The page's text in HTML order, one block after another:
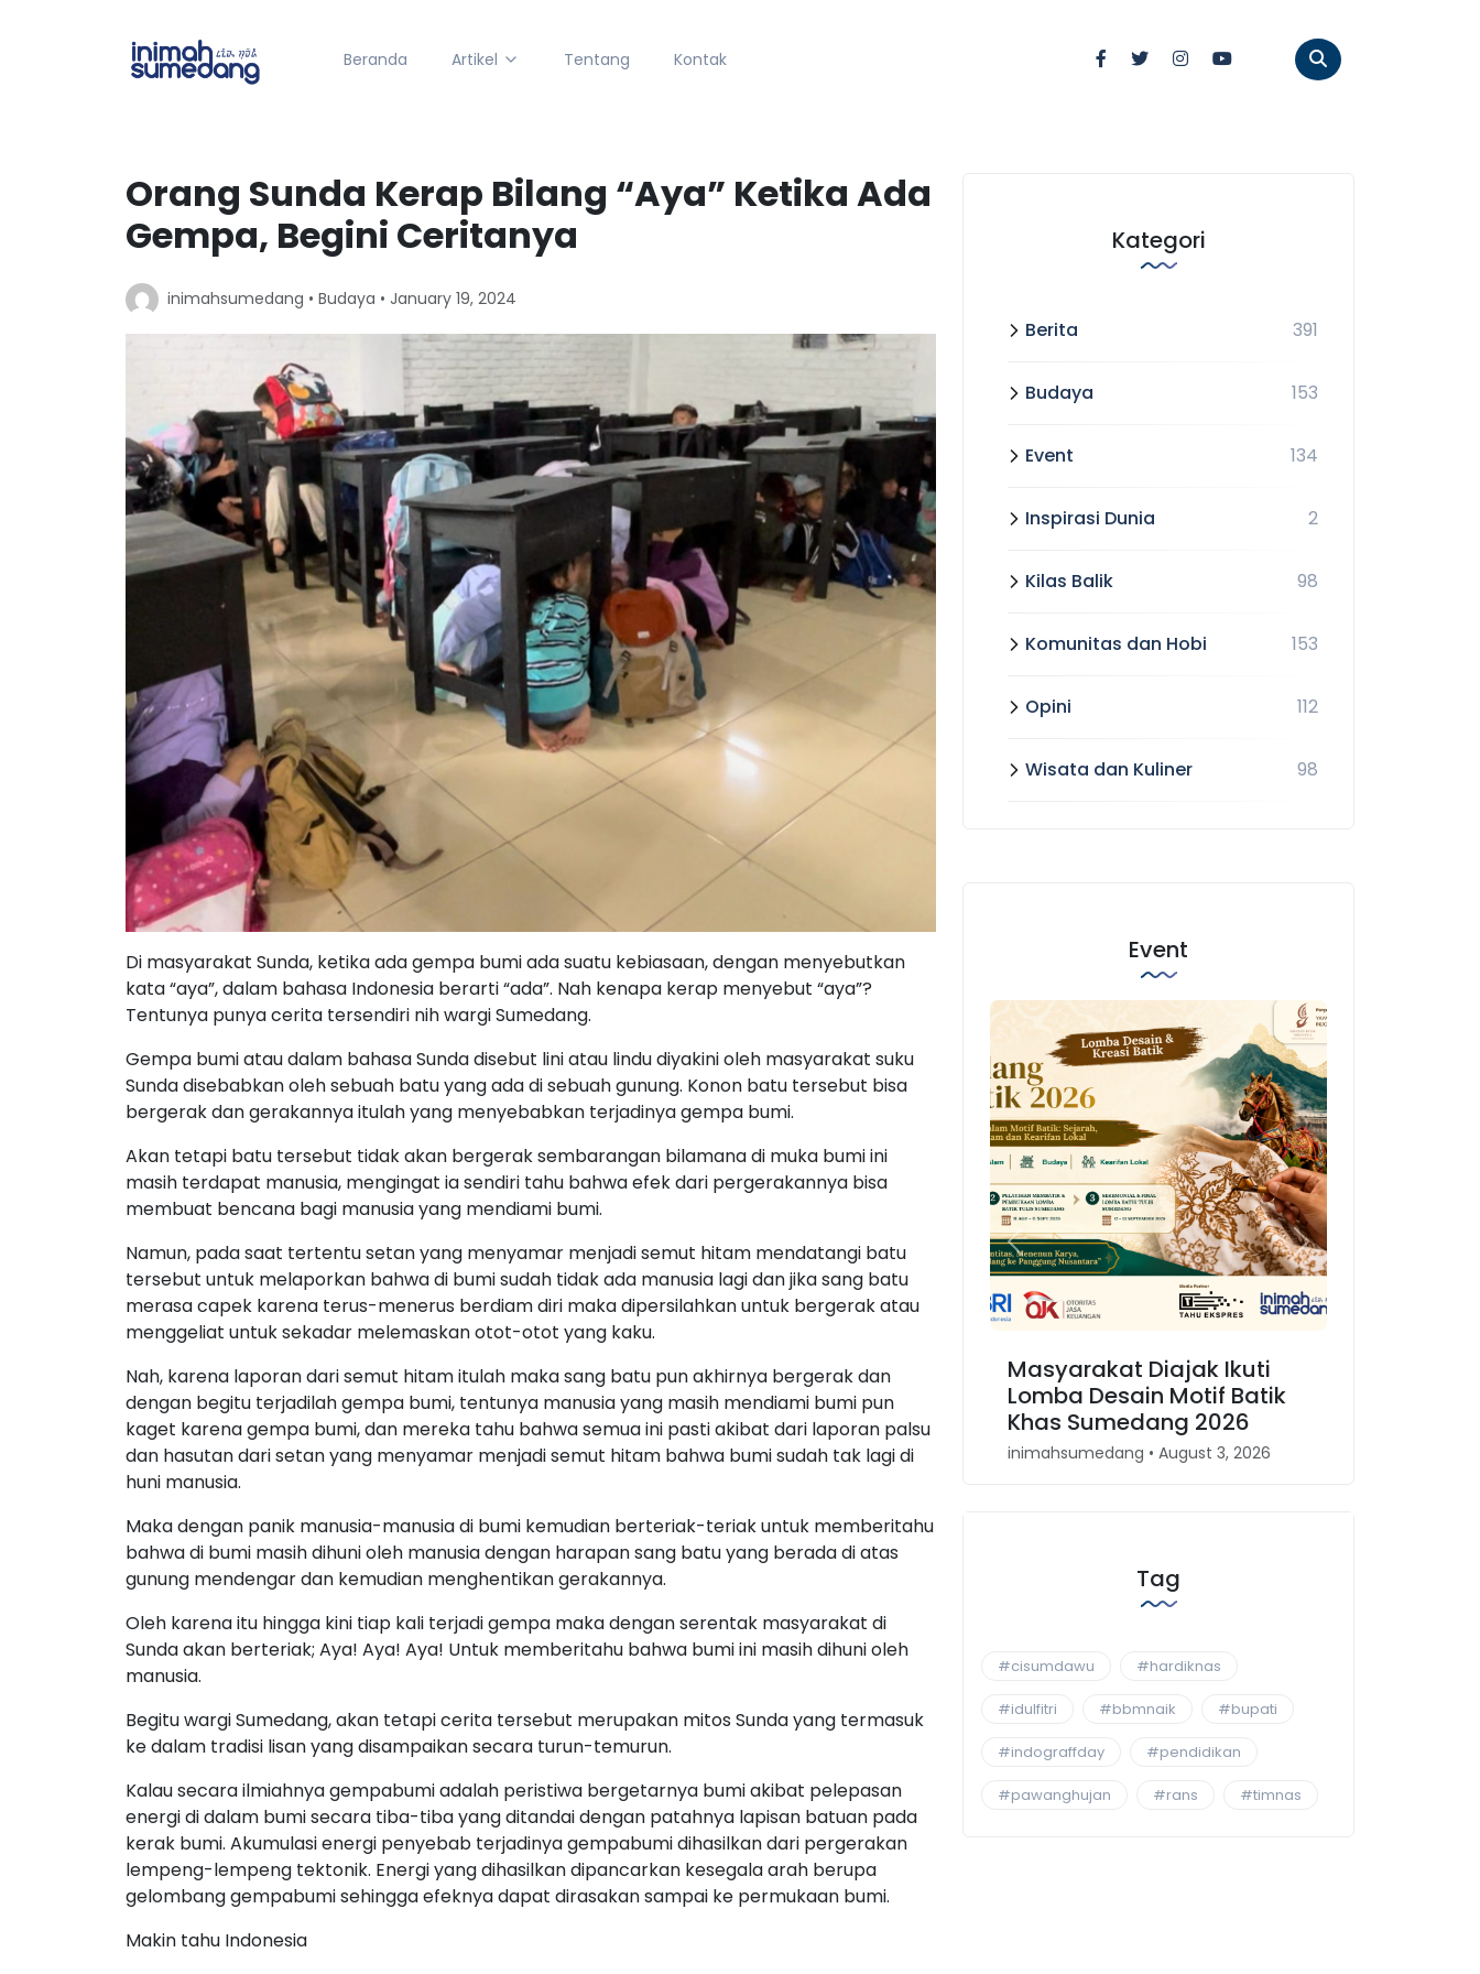
Beranda Artikel Tentang Kontak
Orang Sunda Kerap Bilang “Aya” Ketika Ada
Gempa, Begini Ceritanya
inimahsumedang • Budaya • January 19, 2024
Di masyarakat Sunda, ketika ada gempa bumi ada suatu kebiasaan, dengan menyebutkan
kata “aya”, dalam bahasa Indonesia berarti “ada”. Nah kenapa kerap menyebut “aya”?
Tentunya punya cerita tersendiri nih wargi Sumedang.
Gempa bumi atau dalam bahasa Sunda disebut lini atau lindu diyakini oleh masyarakat suku
Sunda disebabkan oleh sebuah batu yang ada di sebuah gunung. Konon batu tersebut bisa
bergerak dan gerakannya itulah yang menyebabkan terjadinya gempa bumi.
Akan tetapi batu tersebut tidak akan bergerak sembarangan bilamana di muka bumi ini
masih terdapat manusia, mengingat ia sendiri tahu bahwa efek dari pergerakannya bisa
membuat bencana bagi manusia yang mendiami bumi.
Namun, pada saat tertentu setan yang menyamar menjadi semut hitam mendatangi batu
tersebut untuk melaporkan bahwa di bumi sudah tidak ada manusia lagi dan jika sang batu
merasa capek karena terus-menerus berdiam diri maka dipersilahkan untuk bergerak atau
menggeliat untuk sekadar melemaskan otot-otot yang kaku.
Nah, karena laporan dari semut hitam itulah maka sang batu pun akhirnya bergerak dan
dengan begitu terjadilah gempa bumi, tentunya manusia yang masih mendiami bumi pun
kaget karena gempa bumi, dan mereka tahu bahwa semua ini pasti akibat dari laporan palsu
dan hasutan dari setan yang menyamar menjadi semut hitam bahwa bumi sudah tak lagi di
huni manusia.
Maka dengan panik manusia-manusia di bumi kemudian berteriak-teriak untuk memberitahu
bahwa di bumi masih dihuni oleh manusia dengan harapan sang batu yang berada di atas
gunung mendengar dan kemudian menghentikan gerakannya.
Oleh karena itu hingga kini tiap kali terjadi gempa maka dengan serentak masyarakat di
Sunda akan berteriak; Aya! Aya! Aya! Untuk memberitahu bahwa bumi ini masih dihuni oleh
manusia.
Begitu wargi Sumedang, akan tetapi cerita tersebut merupakan mitos Sunda yang termasuk
ke dalam tradisi lisan yang disampaikan secara turun-temurun.
Kalau secara ilmiahnya gempabumi adalah peristiwa bergetarnya bumi akibat pelepasan
energi di dalam bumi secara tiba-tiba yang ditandai dengan patahnya lapisan batuan pada
kerak bumi. Akumulasi energi penyebab terjadinya gempabumi dihasilkan dari pergerakan
lempeng-lempeng tektonik. Energi yang dihasilkan dipancarkan kesegala arah berupa
gelombang gempabumi sehingga efeknya dapat dirasakan sampai ke permukaan bumi.
Makin tahu Indonesia
Kategori
Berita 391
Budaya 153
Event 134
Inspirasi Dunia 2
Kilas Balik 98
Komunitas dan Hobi 153
Opini 112
Wisata dan Kuliner 98
Event
Masyarakat Diajak Ikuti
Lomba Desain Motif Batik
Khas Sumedang 2026
inimahsumedang • August 3, 2026
Previous Next
Tag
#cisumdawu #hardiknas
#idulfitri #bbmnaik #bupati
#indograffday #pendidikan
#pawanghujan #rans #timnas